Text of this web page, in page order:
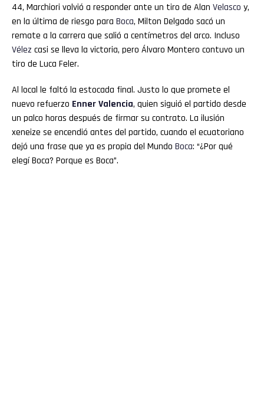
44, Marchiori volvió a responder ante un tiro de Alan Velasco y,
en la última de riesgo para Boca, Milton Delgado sacó un
remate a la carrera que salió a centímetros del arco. Incluso
Vélez casi se lleva la victoria, pero Álvaro Montero contuvo un
tiro de Luca Feler.
Al local le faltó la estocada final. Justo lo que promete el
nuevo refuerzo Enner Valencia, quien siguió el partido desde
un palco horas después de firmar su contrato. La ilusión
xeneize se encendió antes del partido, cuando el ecuatoriano
dejó una frase que ya es propia del Mundo Boca: “¿Por qué
elegí Boca? Porque es Boca”.